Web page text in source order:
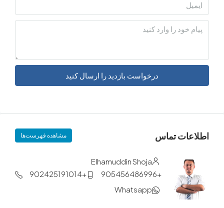
درخواست بازدید را ارسال کنید
تماس مشاهده فهرست‌ها
Elhamuddin Shoja
+902425191014
+905456486996
Whatsapp